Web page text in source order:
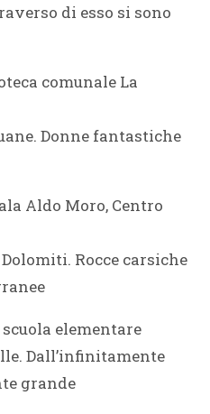
di esso si sono
comunale La
Donne fantastiche
Aldo Moro, Centro
Rocce carsiche
scuola elementare
Dall’infinitamente
grande